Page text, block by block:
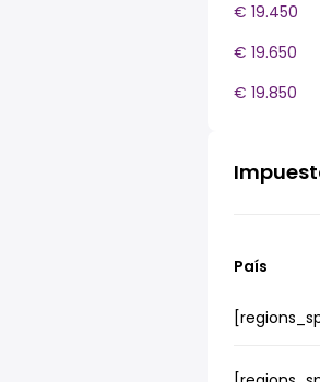
€ 19.450
€ 19.650
€ 19.850
País